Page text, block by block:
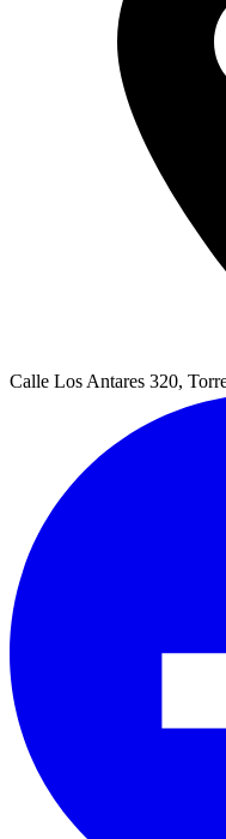
Calle Los Antares 320,